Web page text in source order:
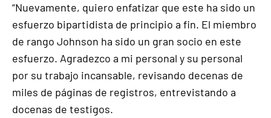
“Nuevamente, quiero enfatizar que este ha sido un
esfuerzo bipartidista de principio a fin. El miembro
de rango Johnson ha sido un gran socio en este
esfuerzo. Agradezco a mi personal y su personal
por su trabajo incansable, revisando decenas de
miles de páginas de registros, entrevistando a
docenas de testigos.